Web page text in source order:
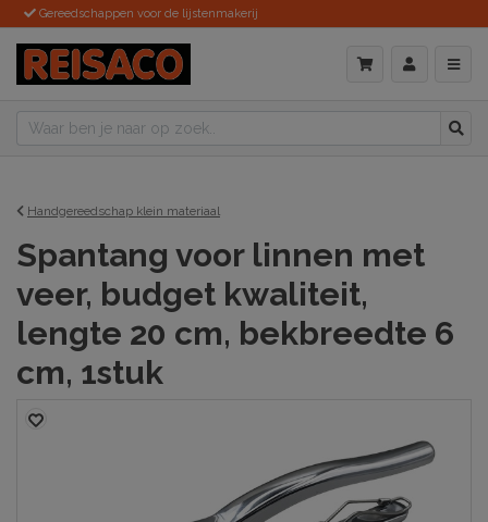
Gereedschappen voor de lijstenmakerij
Handgereedschap klein materiaal
Spantang voor linnen met
veer, budget kwaliteit,
lengte 20 cm, bekbreedte 6
cm, 1stuk